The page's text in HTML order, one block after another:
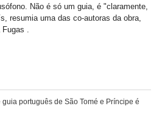
Não é só um guia, é "claramente,
resumia uma das co-autoras da obra,
Fugas .
português de São Tomé e Príncipe é